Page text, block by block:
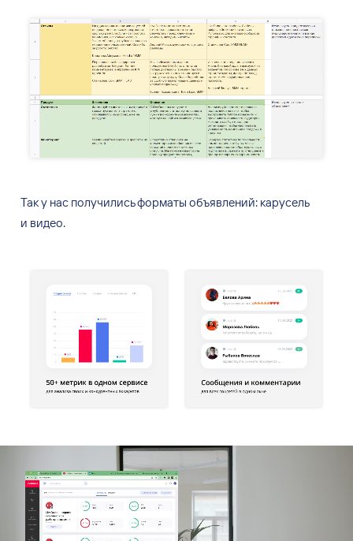
Так у нас получились форматы объявлений: карусель
и видео.